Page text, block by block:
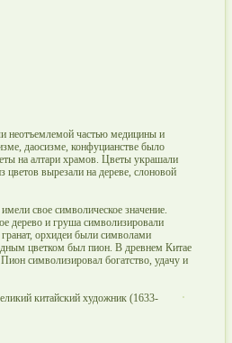
неотъемлемой частью медицины и
даосизме, конфуцианстве было
на алтари храмов. Цветы украшали
цветов вырезали на дереве, слоновой
свое символическое значение.
дерево и груша символизировали
орхидеи были символами
цветком был пион. В древнем Китае
символизировал богатство, удачу и
китайский художник (1633-